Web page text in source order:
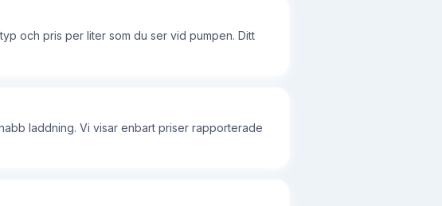
och pris per liter som du ser vid pumpen. Ditt
laddning. Vi visar enbart priser rapporterade